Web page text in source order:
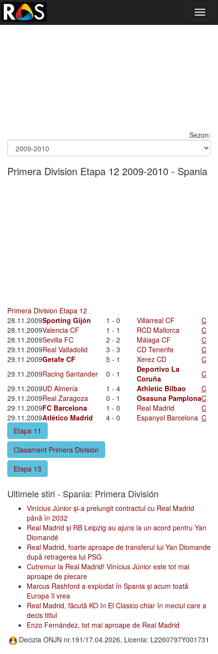
Sezon:
Primera Division Etapa 12 2009-2010 - Spania
Primera Division Etapa 12
28.11.2009Sporting Gijón 1 - 0 Villarreal CF
C
28.11.2009Valencia CF 1 - 1 RCD Mallorca
C
28.11.2009Sevilla FC 2 - 2 Málaga CF
C
29.11.2009Real Valladolid 3 - 3 CD Tenerife
C
29.11.2009Getafe CF 5 - 1 Xerez CD
C
29.11.2009Racing Santander 0 - 1
Deportivo La
Coruña
C
29.11.2009UD Almería 1 - 4 Athletic Bilbao
C
29.11.2009Real Zaragoza 0 - 1 Osasuna PamplonaC
29.11.2009FC Barcelona 1 - 0 Real Madrid
C
29.11.2009Atlético Madrid 4 - 0 Espanyol Barcelona C
Etapa 11
Clasament Primera Division
Etapa 13
Ultimele stiri - Spania: Primera División
Vinícius Júnior și-a prelungit contractul cu Real Madrid
până în 2032
Real Madrid și RB Leipzig au ajuns la un acord pentru Yan
Diomandé
Real Madrid, foarte aproape de transferul lui Yan Diomande
după retragerea lui PSG
Cutremur la Real Madrid! Vinícius Júnior este tot mai
aproape de plecare
Marcus Rashford a explodat în Spania și acum toată
Europa îl vrea
Real Madrid, făcută KO în El Clasico chiar în meciul care a
decis titlul
Enzo Fernández, tot mai aproape de Real Madrid
Decizia ONJN nr.191/17.04.2026, Licenta: L2260797Y001731